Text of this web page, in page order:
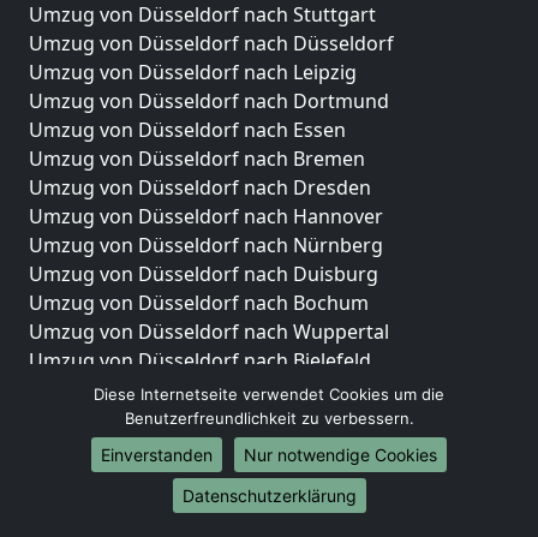
Umzug von Düsseldorf nach Stuttgart
Umzug von Düsseldorf nach Düsseldorf
Umzug von Düsseldorf nach Leipzig
Umzug von Düsseldorf nach Dortmund
Umzug von Düsseldorf nach Essen
Umzug von Düsseldorf nach Bremen
Umzug von Düsseldorf nach Dresden
Umzug von Düsseldorf nach Hannover
Umzug von Düsseldorf nach Nürnberg
Umzug von Düsseldorf nach Duisburg
Umzug von Düsseldorf nach Bochum
Umzug von Düsseldorf nach Wuppertal
Umzug von Düsseldorf nach Bielefeld
Umzug von Düsseldorf nach Bonn
Umzug von Düsseldorf nach Münster
Internationale-Umzüge
Umzug von Düsseldorf nach Brasilien
Diese Internetseite verwendet Cookies um die
Benutzerfreundlichkeit zu verbessern.
Einverstanden
Nur notwendige Cookies
Datenschutzerklärung